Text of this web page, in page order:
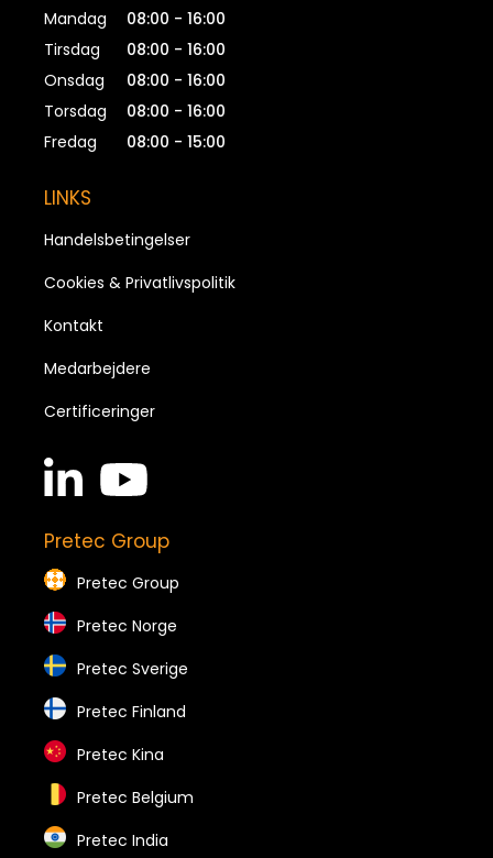
Mandag
08:00 - 16:00
Tirsdag
08:00 - 16:00
Onsdag
08:00 - 16:00
Torsdag
08:00 - 16:00
Fredag
08:00 - 15:00
LINKS
Handelsbetingelser
Cookies & Privatlivspolitik
Kontakt
Medarbejdere
Certificeringer
linkedin
in
Pretec Group
Pretec Group
Pretec Norge
Pretec Sverige
Pretec Finland
Pretec Kina
Pretec Belgium
Pretec India